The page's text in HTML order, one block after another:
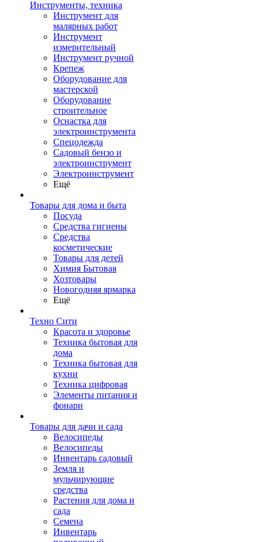
Инструменты, техника
Инструмент для
малярных работ
Инструмент
измерительный
Инструмент ручной
Крепеж
Оборудование для
мастерской
Оборудование
строительное
Оснастка для
электроинструмента
Спецодежда
Садовый бензо и
электроинструмент
Электроинструмент
Ещё
Товары для дома и быта
Посуда
Средства гигиены
Средства
косметические
Товары для детей
Химия Бытовая
Хозтовары
Новогодняя ярмарка
Ещё
Техно Сити
Красота и здоровье
Техника бытовая для
дома
Техника бытовая для
кухни
Техника цифровая
Элементы питания и
фонари
Товары для дачи и сада
Велосипеды
Велосипеды
Инвентарь садовый
Земля и
мульчирующие
средства
Растения для дома и
сада
Семена
Инвентарь